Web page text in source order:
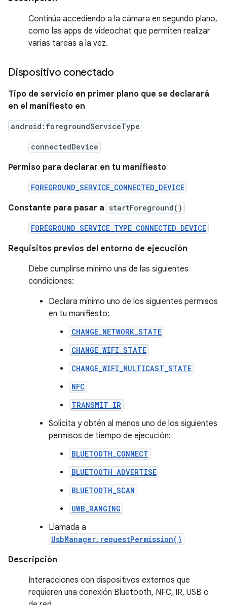
Continúa accediendo a la cámara en segundo plano,
como las apps de videochat que permiten realizar
varias tareas a la vez.
Dispositivo conectado
Tipo de servicio en primer plano que se declarará
en el manifiesto en
android:foregroundServiceType
connectedDevice
Permiso para declarar en tu manifiesto
FOREGROUND_SERVICE_CONNECTED_DEVICE
Constante para pasar a startForeground()
FOREGROUND_SERVICE_TYPE_CONNECTED_DEVICE
Requisitos previos del entorno de ejecución
Debe cumplirse mínimo una de las siguientes
condiciones:
Declara mínimo uno de los siguientes permisos
en tu manifiesto:
CHANGE_NETWORK_STATE
CHANGE_WIFI_STATE
CHANGE_WIFI_MULTICAST_STATE
NFC
TRANSMIT_IR
Solicita y obtén al menos uno de los siguientes
permisos de tiempo de ejecución:
BLUETOOTH_CONNECT
BLUETOOTH_ADVERTISE
BLUETOOTH_SCAN
UWB_RANGING
Llamada a
UsbManager.requestPermission()
Descripción
Interacciones con dispositivos externos que
requieren una conexión Bluetooth, NFC, IR, USB o